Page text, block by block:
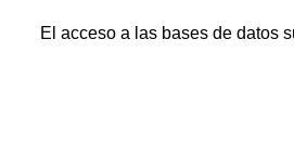
El acceso a las bases de datos